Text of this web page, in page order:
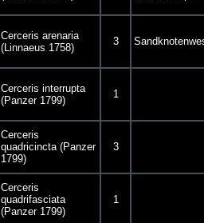
Cerceris arenaria
(Linnaeus 1758)
3
Cerceris interrupta
(Panzer 1799)
1
Cerceris
quadricincta (Panzer
1799)
3
Cerceris
quadrifasciata
(Panzer 1799)
1